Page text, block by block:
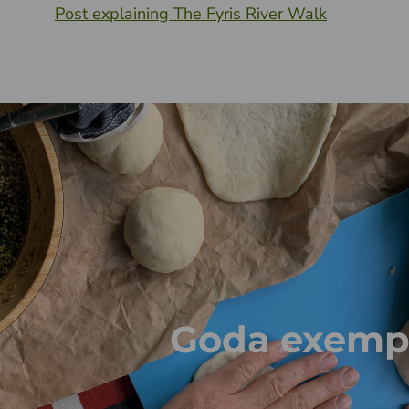
Post explaining The Fyris River Walk
Goda